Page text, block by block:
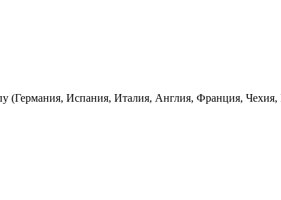
(Германия, Испания, Италия, Англия, Франция,